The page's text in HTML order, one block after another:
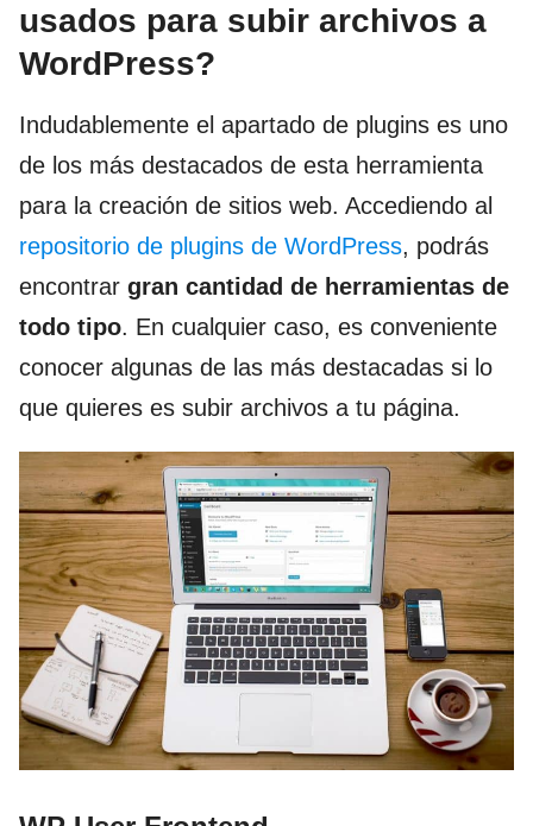
usados para subir archivos a
WordPress?
Indudablemente el apartado de plugins es uno
de los más destacados de esta herramienta
para la creación de sitios web. Accediendo al
repositorio de plugins de WordPress, podrás
encontrar gran cantidad de herramientas de
todo tipo. En cualquier caso, es conveniente
conocer algunas de las más destacadas si lo
que quieres es subir archivos a tu página.